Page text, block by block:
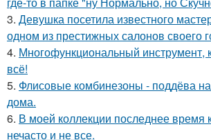
3. Девушка посетила известного
одном из престижных салонов своего
4. Многофункциональный инструмент,
всё!
5. Флисовые комбинезоны - поддёва
дома.
6. В моей коллекции последнее время
нечасто и не все.